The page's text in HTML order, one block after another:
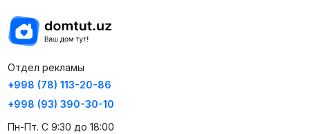
Отдел рекламы
+998 (78) 113-20-86
+998 (93) 390-30-10
Пн-Пт. С 9:30 до 18:00